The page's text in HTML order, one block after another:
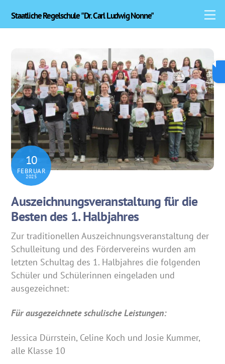
Staatliche Regelschule "Dr. Carl Ludwig Nonne"
10
FEBRUAR
2025
Auszeichnungsveranstaltung für die
Besten des 1. Halbjahres
Zur traditionellen Auszeichnungsveranstaltung der
Schulleitung und des Fördervereins wurden am
letzten Schultag des 1. Halbjahres die folgenden
Schüler und Schülerinnen eingeladen und
ausgezeichnet:
Für ausgezeichnete schulische Leistungen:
Jessica Dürrstein, Celine Koch und Josie Kummer,
alle Klasse 10